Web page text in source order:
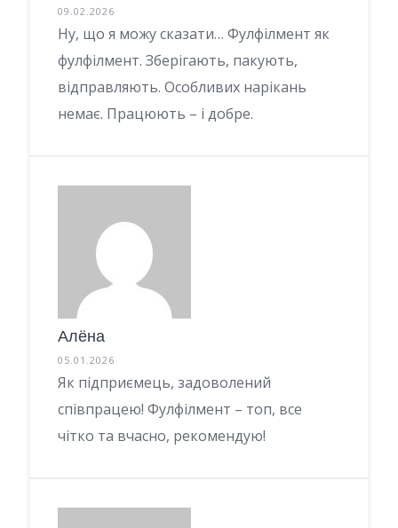
09.02.2026
Ну, що я можу сказати… Фулфілмент як
фулфілмент. Зберігають, пакують,
відправляють. Особливих нарікань
немає. Працюють – і добре.
Алёна
05.01.2026
Як підприємець, задоволений
співпрацею! Фулфілмент – топ, все
чітко та вчасно, рекомендую!